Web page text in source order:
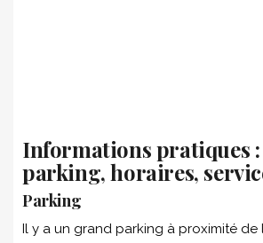
Informations pratiques
parking, horaires,
Parking
Il y a un grand parking à proximité de